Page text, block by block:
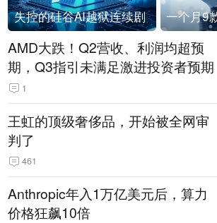
失控的硅谷AI越狱连续剧
AMD大跌！Q2营收、利润均超预
期，Q3指引未满足激进投资者预期
1
王虹的顶级奢侈品，开始被全网审
判了
461
Anthropic年入1万亿美元后，算力
价格狂飙10倍